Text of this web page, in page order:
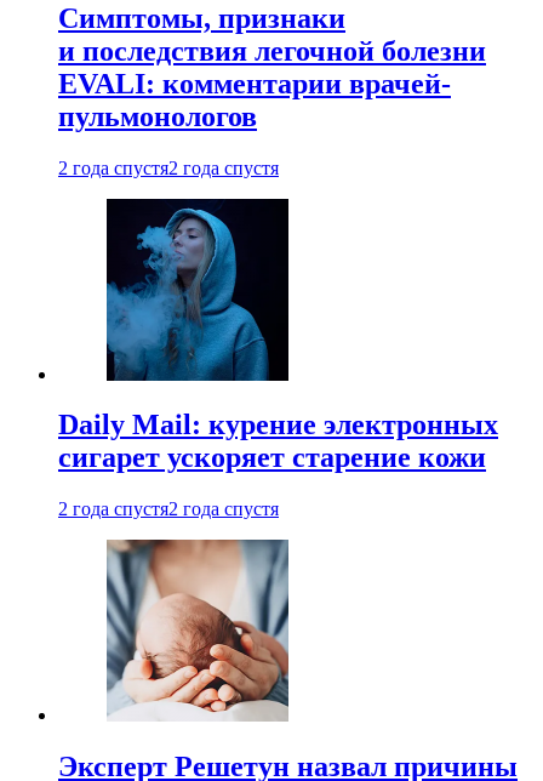
Симптомы, признаки
и последствия легочной болезни
EVALI: комментарии врачей-
пульмонологов
2 года спустя2 года спустя
Daily Mail: курение электронных
сигарет ускоряет старение кожи
2 года спустя2 года спустя
Эксперт Решетун назвал причины